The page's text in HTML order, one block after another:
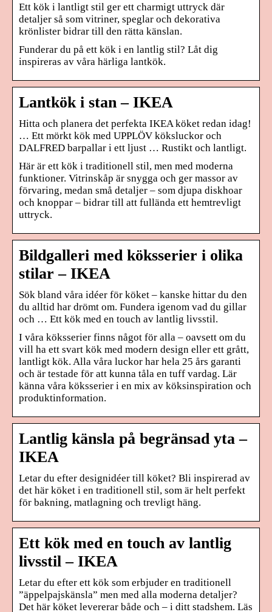
Ett kök i lantligt stil ger ett charmigt uttryck där
detaljer så som vitriner, speglar och dekorativa
krönlister bidrar till den rätta känslan.
Funderar du på ett kök i en lantlig stil? Låt dig
inspireras av våra härliga lantkök.
Lantkök i stan – IKEA
Hitta och planera det perfekta IKEA köket redan idag!
… Ett mörkt kök med UPPLÖV köksluckor och
DALFRED barpallar i ett ljust … Rustikt och lantligt.
Här är ett kök i traditionell stil, men med moderna
funktioner. Vitrinskåp är snygga och ger massor av
förvaring, medan små detaljer – som djupa diskhoar
och knoppar – bidrar till att fullända ett hemtrevligt
uttryck.
Bildgalleri med köksserier i olika
stilar – IKEA
Sök bland våra idéer för köket – kanske hittar du den
du alltid har drömt om. Fundera igenom vad du gillar
och … Ett kök med en touch av lantlig livsstil.
I våra köksserier finns något för alla – oavsett om du
vill ha ett svart kök med modern design eller ett grått,
lantligt kök. Alla våra luckor har hela 25 års garanti
och är testade för att kunna tåla en tuff vardag. Lär
känna våra köksserier i en mix av köksinspiration och
produktinformation.
Lantlig känsla på begränsad yta –
IKEA
Letar du efter designidéer till köket? Bli inspirerad av
det här köket i en traditionell stil, som är helt perfekt
för bakning, matlagning och trevligt häng.
Ett kök med en touch av lantlig
livsstil – IKEA
Letar du efter ett kök som erbjuder en traditionell
”äppelpajskänsla” men med alla moderna detaljer?
Det här köket levererar både och – i ditt stadshem. Läs